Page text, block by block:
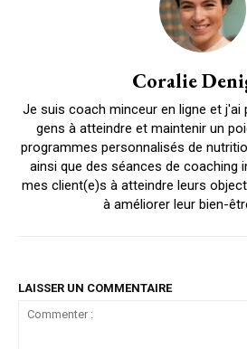
Coralie
Je suis coach minceur en ligne et
gens à atteindre et maintenir un
programmes personnalisés de
ainsi que des séances de coaching
mes client(e)s à atteindre leurs
à améliorer leur bien-
LAISSER UN COMMENTAIRE